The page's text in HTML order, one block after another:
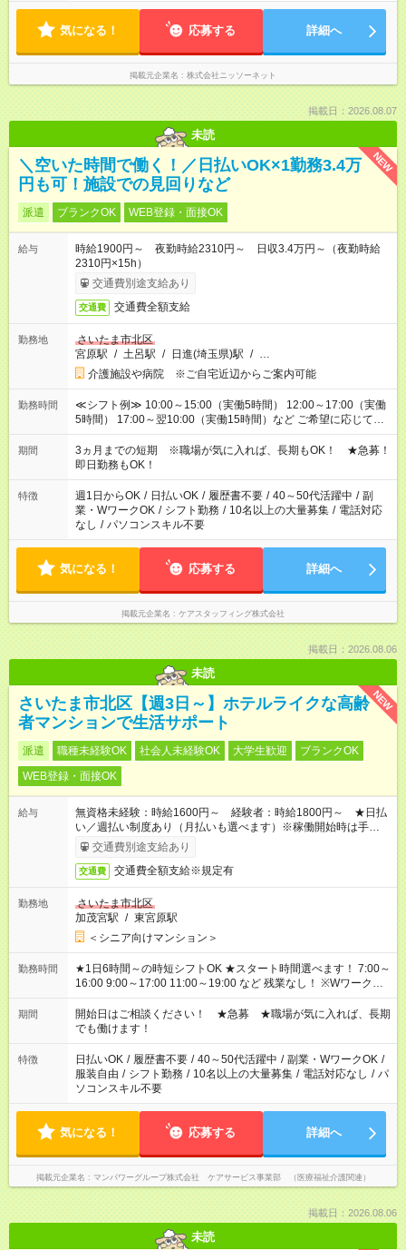
気になる！ 応募する 詳細へ
掲載元企業名 株式会社ニッソーネット
掲載日：2026.08.07
未読
NEW
＼空いた時間で働く！／日払いOK×1勤務3.4万
円も可！施設での見回りなど
派遣 ブランクOK WEB登録・面接OK
給与
時給1900円～ 夜勤時給2310円～ 日収3.4万円～（夜勤時給
2310円×15h）
交通費別途支給あり
交通費 交通費全額支給
勤務地
さいたま市北区
宮原駅 / 土呂駅 / 日進(埼玉県)駅 / …
介護施設や病院 ※ご自宅近辺からご案内可能
勤務時間
≪シフト例≫ 10:00～15:00（実働5時間） 12:00～17:00（実働
5時間） 17:00～翌10:00（実働15時間）など ご希望に応じて、
働く時間は調整できます！ お気軽に担当へ相談ください！
期間
3ヵ月までの短期 ※職場が気に入れば、長期もOK！ ★急募！
即日勤務もOK！
特徴 週1日からOK / 日払いOK / 履歴書不要 / 40～50代活躍中 / 副
業・WワークOK / シフト勤務 / 10名以上の大量募集 / 電話対応
なし / パソコンスキル不要
気になる！ 応募する 詳細へ
掲載元企業名 ケアスタッフィング株式会社
掲載日：2026.08.06
未読
NEW
さいたま市北区【週3日～】ホテルライクな高齢
者マンションで生活サポート
派遣 職種未経験OK 社会人未経験OK 大学生歓迎
ブランクOK
WEB登録・面接OK
給与
無資格未経験：時給1600円～ 経験者：時給1800円～ ★日払
い／週払い制度あり（月払いも選べます）※稼働開始時は手続き
完了次第のお支払いとなります。
交通費別途支給あり
交通費 交通費全額支給※規定有
勤務地
さいたま市北区
加茂宮駅 / 東宮原駅
＜シニア向けマンション＞
勤務時間
★1日6時間～の時短シフトOK ★スタート時間選べます！ 7:00～
16:00 9:00～17:00 11:00～19:00 など 残業なし！ ※Wワークの
場合、他のお仕事と合わせ週40時間超の就業はご案内できませ
ん ※法令に基づき、週20時間以上勤務は社会保険への加入対象
となります ※労働者派遣法（日雇い派遣の原則禁止）により、
短時間・短期間の就業はご案内が難しい場合があります
期間
開始日はご相談ください！ ★急募 ★職場が気に入れば、長期
でも働けます！
特徴 日払いOK / 履歴書不要 / 40～50代活躍中 / 副業・WワークOK /
服装自由 / シフト勤務 / 10名以上の大量募集 / 電話対応なし / パ
ソコンスキル不要
気になる！ 応募する 詳細へ
掲載元企業名 マンパワーグループ株式会社 ケアサービス事業部 （医療福祉介護関連）
掲載日：2026.08.06
未読